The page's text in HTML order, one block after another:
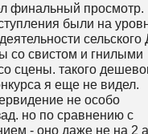
финальный просмотр.
были на
сельского
со свистом и гнилыми
сцены. такого
я еще не видел.
не особо
но по сравнению с
- оно даже не на 2